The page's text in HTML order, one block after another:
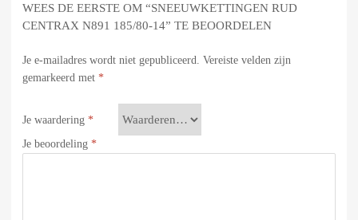
WEES DE EERSTE OM “SNEEUWKETTINGEN RUD
CENTRAX N891 185/80-14” TE BEOORDELEN
Je e-mailadres wordt niet gepubliceerd. Vereiste velden zijn
gemarkeerd met *
Je waardering *
Je beoordeling *